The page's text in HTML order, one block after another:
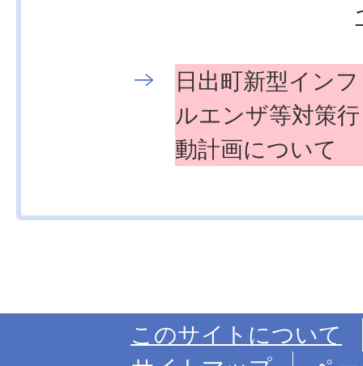
日出町新型インフ
ルエンザ等対策行
動計画について
このサイトについて